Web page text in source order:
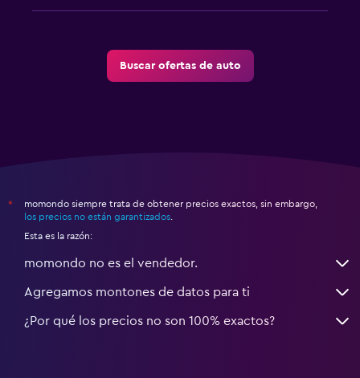
Buscar ofertas de auto
*
momondo siempre trata de obtener precios exactos, sin embargo,
los precios no están garantizados
Esta es la razón:
momondo no es el vendedor.
Agregamos montones de datos para ti
¿Por qué los precios no son 100% exactos?